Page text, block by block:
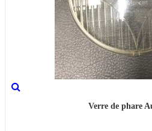
Verre de phare